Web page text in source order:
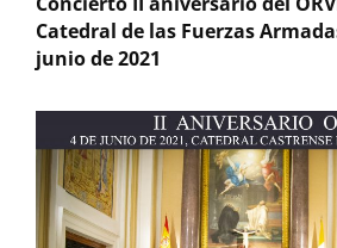
Catedral de las Fuerzas
junio de 2021